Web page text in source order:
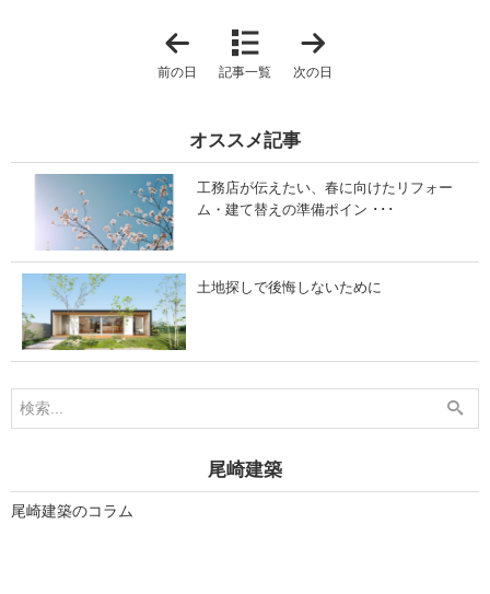
月
」
前の日 記事一覧
日
」
次の日
オススメ記事
工務店が伝えたい、春に向けたリフォー
ム・建て替えの準備ポイン ･･･
土地探しで後悔しないために
尾崎建築
尾崎建築のコラム